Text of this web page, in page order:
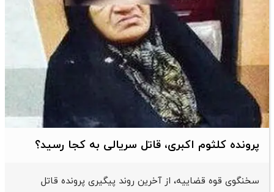
پرونده کلثوم اکبری، قاتل سریالی به کجا رسید؟
سخنگوی قوه قضاییه، از آخرین روند پیگیری پرونده قاتل